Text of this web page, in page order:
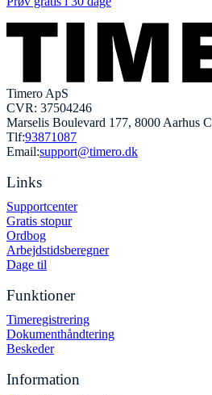
Timero ApS
CVR: 37504246
Marselis Boulevard 177, 8000 Aarhus C
Tlf:93871087
Email:support@timero.dk
Links
Supportcenter
Gratis stopur
Ordbog
Arbejdstidsberegner
Dage til
Funktioner
Timeregistrering
Dokumenthåndtering
Beskeder
Information